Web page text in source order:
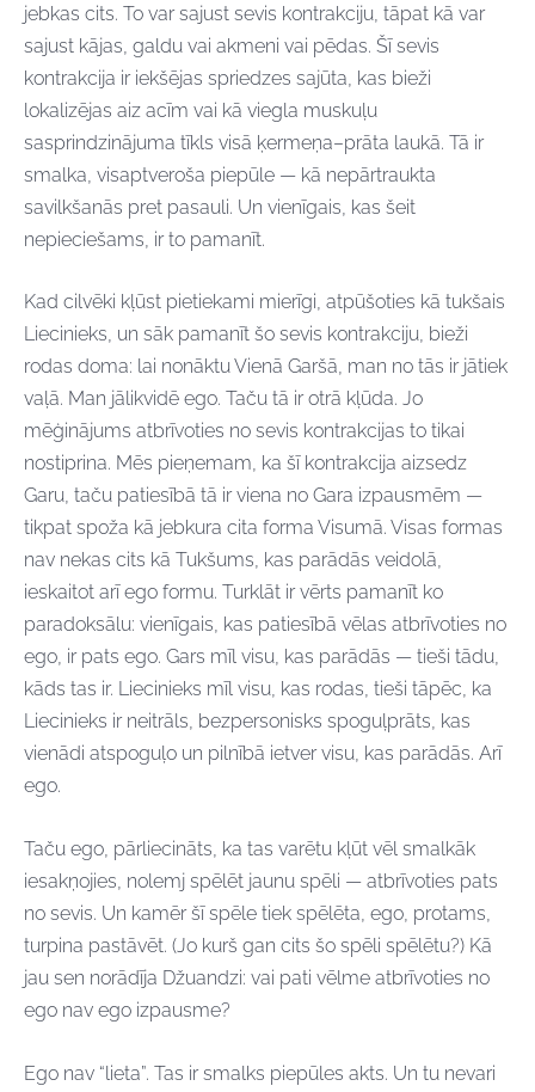
jebkas cits. To var sajust sevis kontrakciju, tāpat kā var
sajust kājas, galdu vai akmeni vai pēdas. Šī sevis
kontrakcija ir iekšējas spriedzes sajūta, kas bieži
lokalizējas aiz acīm vai kā viegla muskuļu
sasprindzinājuma tīkls visā ķermeņa–prāta laukā. Tā ir
smalka, visaptveroša piepūle — kā nepārtraukta
savilkšanās pret pasauli. Un vienīgais, kas šeit
nepieciešams, ir to pamanīt.
Kad cilvēki kļūst pietiekami mierīgi, atpūšoties kā tukšais
Liecinieks, un sāk pamanīt šo sevis kontrakciju, bieži
rodas doma: lai nonāktu Vienā Garšā, man no tās ir jātiek
vaļā. Man jālikvidē ego. Taču tā ir otrā kļūda. Jo
mēģinājums atbrīvoties no sevis kontrakcijas to tikai
nostiprina. Mēs pieņemam, ka šī kontrakcija aizsedz
Garu, taču patiesībā tā ir viena no Gara izpausmēm —
tikpat spoža kā jebkura cita forma Visumā. Visas formas
nav nekas cits kā Tukšums, kas parādās veidolā,
ieskaitot arī ego formu. Turklāt ir vērts pamanīt ko
paradoksālu: vienīgais, kas patiesībā vēlas atbrīvoties no
ego, ir pats ego. Gars mīl visu, kas parādās — tieši tādu,
kāds tas ir. Liecinieks mīl visu, kas rodas, tieši tāpēc, ka
Liecinieks ir neitrāls, bezpersonisks spoguļprāts, kas
vienādi atspoguļo un pilnībā ietver visu, kas parādās. Arī
ego.
Taču ego, pārliecināts, ka tas varētu kļūt vēl smalkāk
iesakņojies, nolemj spēlēt jaunu spēli — atbrīvoties pats
no sevis. Un kamēr šī spēle tiek spēlēta, ego, protams,
turpina pastāvēt. (Jo kurš gan cits šo spēli spēlētu?) Kā
jau sen norādīja Džuandzi: vai pati vēlme atbrīvoties no
ego nav ego izpausme?
Ego nav “lieta”. Tas ir smalks piepūles akts. Un tu nevari